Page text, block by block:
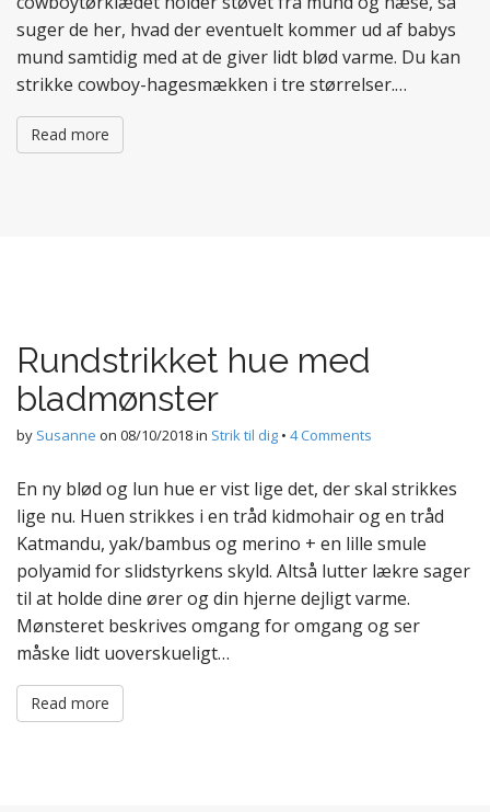
suger de her, hvad der eventuelt kommer ud af babys
mund samtidig med at de giver lidt blød varme. Du kan
strikke cowboy-hagesmækken i tre størrelser.…
Read more
Rundstrikket hue med
bladmønster
by Susanne on 08/10/2018in Strik til dig • 4 Comments
En ny blød og lun hue er vist lige det, der skal strikkes
lige nu. Huen strikkes i en tråd kidmohair og en tråd
Katmandu, yak/bambus og merino + en lille smule
polyamid for slidstyrkens skyld. Altså lutter lækre sager
til at holde dine ører og din hjerne dejligt varme.
Mønsteret beskrives omgang for omgang og ser
måske lidt uoverskueligt…
Read more